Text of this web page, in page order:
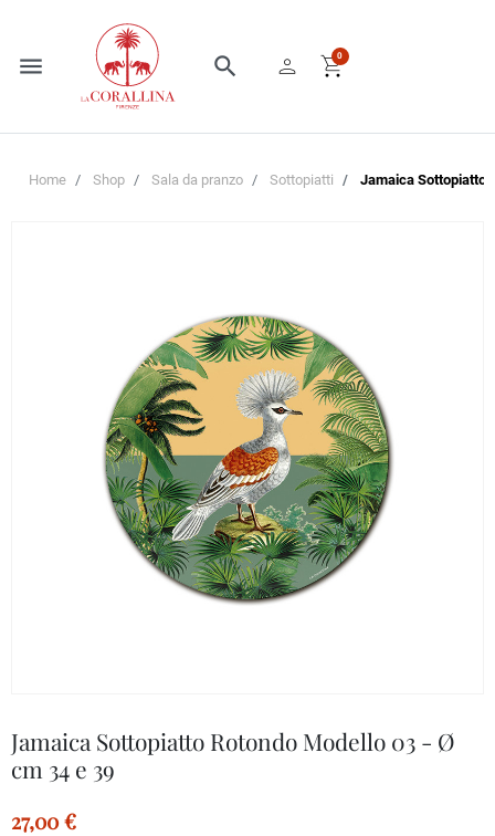
menu search person shopping_cart
0
Home Shop Sala da pranzo Sottopiatti Jamaica Sottopiatto
Jamaica Sottopiatto Rotondo Modello 03 - Ø
cm 34 e 39
27,00 €